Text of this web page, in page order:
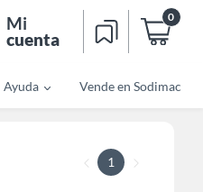
Mi
cuenta
0
Ayuda Vende en Sodimac
1